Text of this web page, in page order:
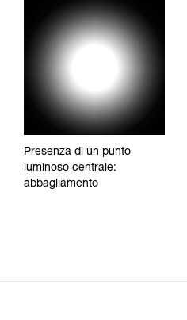
Presenza di un punto
luminoso centrale:
abbagliamento